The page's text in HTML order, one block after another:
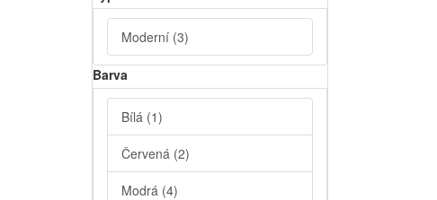
Moderní (3)
Barva
Bílá (1)
Červená (2)
Modrá (4)